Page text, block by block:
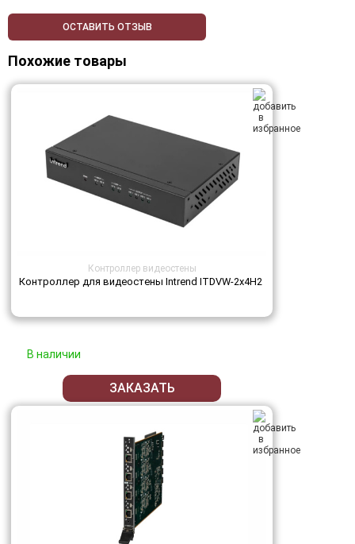
ОСТАВИТЬ ОТЗЫВ
Похожие товары
Контроллер видеостены
Контроллер для видеостены Intrend ITDVW-2x4H2
В наличии
ЗАКАЗАТЬ